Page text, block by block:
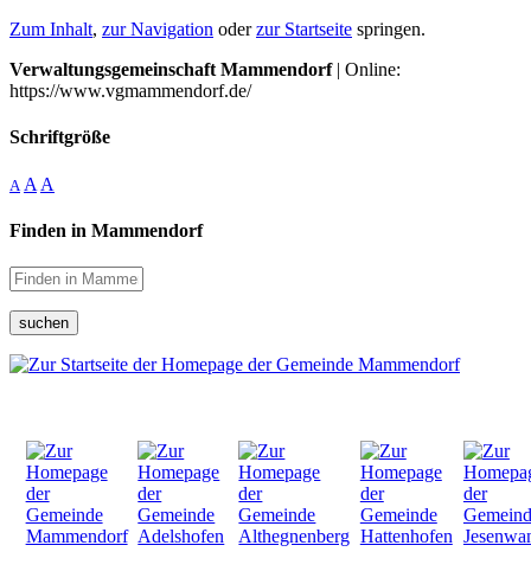
Zum Inhalt, zur Navigation oderzur Startseite springen.
Verwaltungsgemeinschaft Mammendorf| Online:
https://www.vgmammendorf.de/
Schriftgröße
A A A
Finden in Mammendorf
suchen